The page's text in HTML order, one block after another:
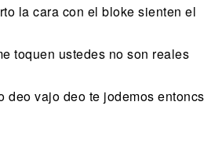
la cara con el bloke sienten el
toquen ustedes no son reales
deo vajo deo te jodemos entoncs